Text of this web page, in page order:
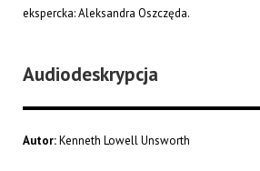
ekspercka: Aleksandra Oszczęda.
Audiodeskrypcja
Autor:Kenneth Lowell Unsworth